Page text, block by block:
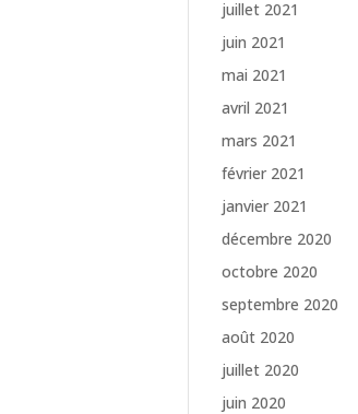
juillet 2021
juin 2021
mai 2021
avril 2021
mars 2021
février 2021
janvier 2021
décembre 2020
octobre 2020
septembre 2020
août 2020
juillet 2020
juin 2020